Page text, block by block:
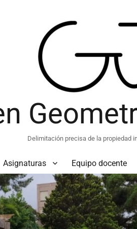
Delimitación precisa de la propiedad
Asignaturas Equipo docente